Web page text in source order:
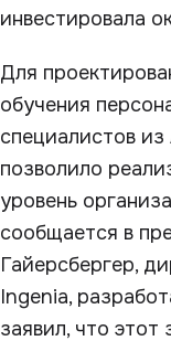
инвестировала
Для
обучения
специалистов
позволило
уровень
сообщается в
Гайерсбергер,
Ingenia,
заявил, что